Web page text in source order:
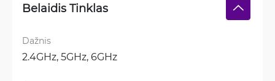
Belaidis Tinklas
Dažnis
2.4GHz, 5GHz, 6GHz